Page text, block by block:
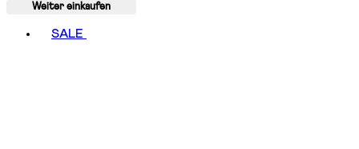
Weiter einkaufen
SALE